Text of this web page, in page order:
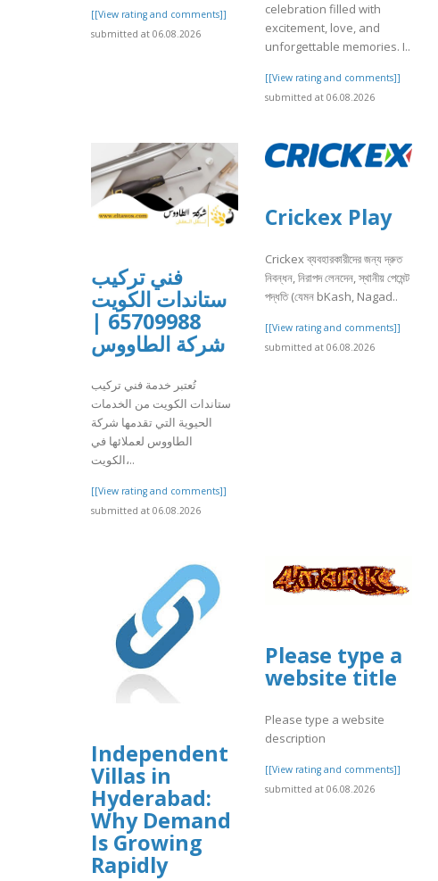
[[View rating and comments]]
submitted at 06.08.2026
celebration filled with
excitement, love, and
unforgettable memories. I..
[[View rating and comments]]
submitted at 06.08.2026
فني تركيب
ستاندات الكويت
65709988 |
شركة الطاووس
تُعتبر خدمة فني تركيب
ستاندات الكويت من الخدمات
الحيوية التي تقدمها شركة
الطاووس لعملائها في
الكويت،..
[[View rating and comments]]
submitted at 06.08.2026
Crickex Play
Crickex ব্যবহারকারীদের জন্য দ্রুত
নিবন্ধন, নিরাপদ লেনদেন, স্থানীয় পেমেন্ট
পদ্ধতি (যেমন bKash, Nagad..
[[View rating and comments]]
submitted at 06.08.2026
Independent
Villas in
Hyderabad:
Why Demand
Is Growing
Rapidly
Please type a
website title
Please type a website
description
[[View rating and comments]]
submitted at 06.08.2026